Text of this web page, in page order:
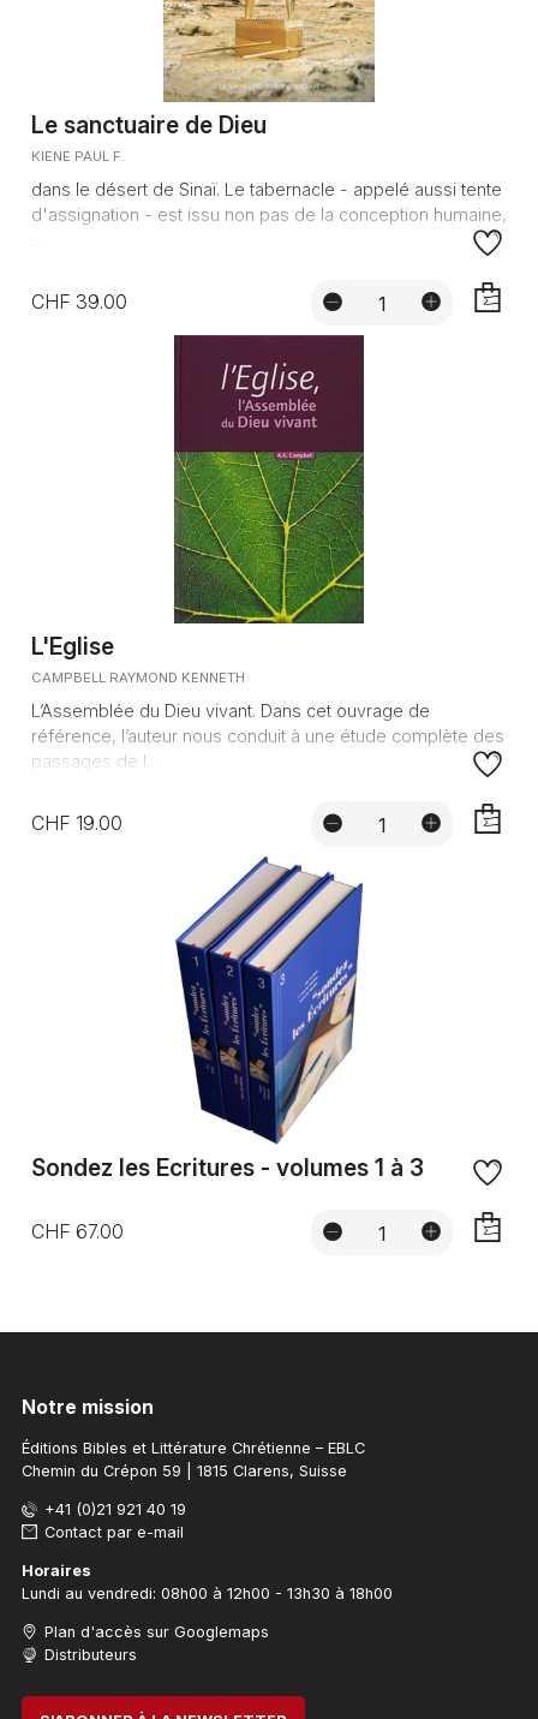
Le sanctuaire de Dieu
KIENE PAUL F.
dans le désert de Sinaï. Le tabernacle - appelé aussi tente
d'assignation - est issu non pas de la conception humaine,
CHF 39.00
L'Eglise
CAMPBELL RAYMOND KENNETH
L’Assemblée du Dieu vivant. Dans cet ouvrage de
référence, l’auteur nous conduit à une étude complète des
passages de l...
CHF 19.00
Sondez les Ecritures - volumes 1 à 3
CHF 67.00
Notre mission
Éditions Bibles et Littérature Chrétienne – EBLC
Chemin du Crépon 59 | 1815 Clarens, Suisse
+41 (0)21 921 40 19
Contact par e-mail
Horaires
Lundi au vendredi: 08h00 à 12h00 - 13h30 à 18h00
Plan d'accès sur Googlemaps
Distributeurs